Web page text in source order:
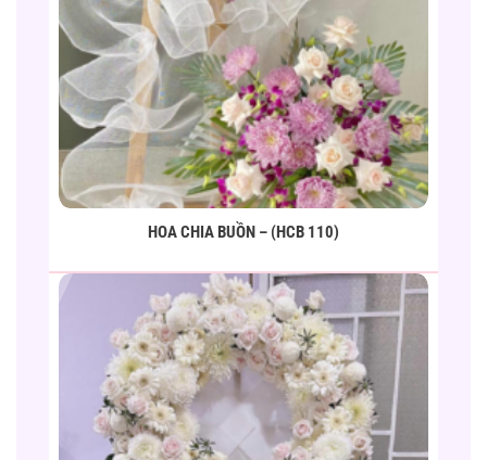
HOA CHIA BUỒN – (HCB 110)